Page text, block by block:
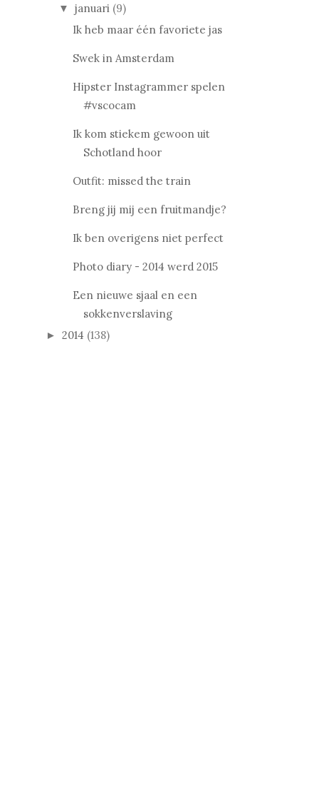
▼ januari (9)
Ik heb maar één favoriete jas
Swek in Amsterdam
Hipster Instagrammer spelen
#vscocam
Ik kom stiekem gewoon uit
Schotland hoor
Outfit: missed the train
Breng jij mij een fruitmandje?
Ik ben overigens niet perfect
Photo diary - 2014 werd 2015
Een nieuwe sjaal en een
sokkenverslaving
► 2014 (138)